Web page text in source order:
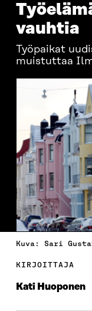
vauhtia
Työpaikat
muistuttaa
Kuva: Sari
KIRJOITTAJA
Kati Huoponen